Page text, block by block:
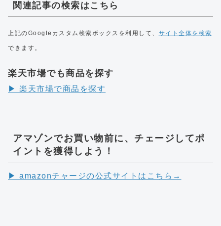
関連記事の検索はこちら
上記のGoogleカスタム検索ボックスを利用して、 サイト全体を検索
できます。
楽天市場でも商品を探す
▶︎ 楽天市場で商品を探す
アマゾンでお買い物前に、チェージしてポ
イントを獲得しよう！
▶︎ amazonチャージの公式サイトはこちら→